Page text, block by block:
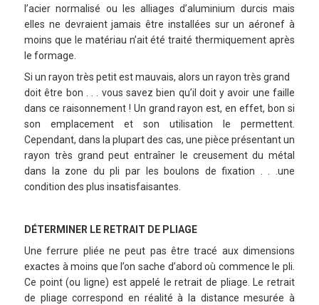
l’acier normalisé ou les alliages d’aluminium durcis mais
elles ne devraient jamais être installées sur un aéronef à
moins que le matériau n’ait été traité thermiquement après
le formage.
Si un rayon très petit est mauvais, alors un rayon très grand
doit être bon . . . vous savez bien qu’il doit y avoir une faille
dans ce raisonnement ! Un grand rayon est, en effet, bon si
son emplacement et son utilisation le permettent.
Cependant, dans la plupart des cas, une pièce présentant un
rayon très grand peut entraîner le creusement du métal
dans la zone du pli par les boulons de fixation . . .une
condition des plus insatisfaisantes.
DÉTERMINER LE RETRAIT DE PLIAGE
Une ferrure pliée ne peut pas être tracé aux dimensions
exactes à moins que l’on sache d’abord où commence le pli.
Ce point (ou ligne) est appelé le retrait de pliage. Le retrait
de pliage correspond en réalité à la distance mesurée à